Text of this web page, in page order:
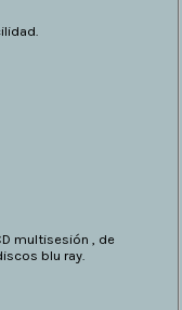
multisesión , de
blu ray.